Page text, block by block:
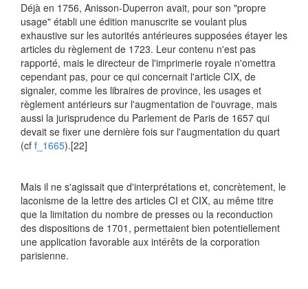
Déjà en 1756, Anisson-Duperron avait, pour son "propre
usage" établi une édition manuscrite se voulant plus
exhaustive sur les autorités antérieures supposées étayer les
articles du règlement de 1723. Leur contenu n'est pas
rapporté, mais le directeur de l'imprimerie royale n'omettra
cependant pas, pour ce qui concernait l'article CIX, de
signaler, comme les libraires de province, les usages et
règlement antérieurs sur l'augmentation de l'ouvrage, mais
aussi la jurisprudence du Parlement de Paris de 1657 qui
devait se fixer une dernière fois sur l'augmentation du quart
(cf f_1665).[22]
Mais il ne s'agissait que d'interprétations et, concrètement, le
laconisme de la lettre des articles CI et CIX, au même titre
que la limitation du nombre de presses ou la reconduction
des dispositions de 1701, permettaient bien potentiellement
une application favorable aux intérêts de la corporation
parisienne.